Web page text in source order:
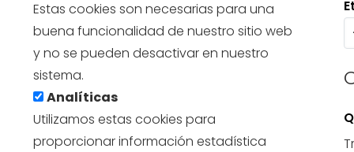
Estas cookies son necesarias para una
buena funcionalidad de nuestro sitio web
y no se pueden desactivar en nuestro
sistema.
Analíticas
Utilizamos estas cookies para
proporcionar información estadística